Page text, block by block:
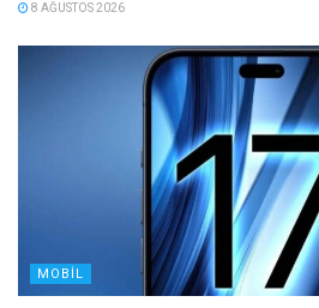
8 AĞUSTOS 2026
MOBIL